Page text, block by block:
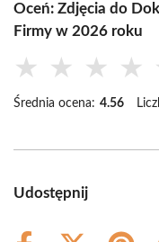
Oceń: Zdjęcia do
Firmy w 2026 roku
★ ★ ★ ★
Średnia ocena: 4.56
Udostępnij